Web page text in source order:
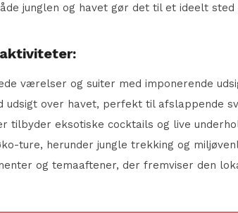
junglen og havet gør det til et ideelt
værelser og suiter med imponerende
udsigt over havet, perfekt til afslappende
tilbyder eksotiske cocktails og live
ture, herunder jungle trekking og
og temaaftener, der fremviser den